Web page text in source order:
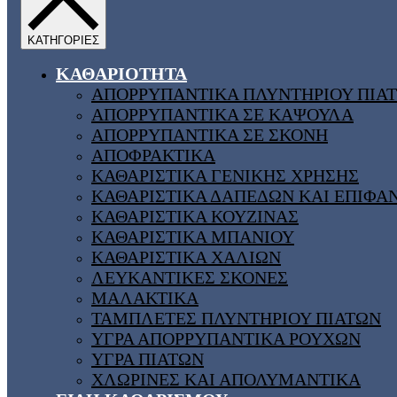
ΚΑΘΑΡΙΟΤΗΤΑ
ΑΠΟΡΡΥΠΑΝΤΙΚΑ ΠΛΥΝΤΗΡΙΟΥ
ΑΠΟΡΡΥΠΑΝΤΙΚΑ ΣΕ ΚΑΨΟΥΛΑ
ΑΠΟΡΡΥΠΑΝΤΙΚΑ ΣΕ ΣΚΟΝΗ
ΑΠΟΦΡΑΚΤΙΚΑ
ΚΑΘΑΡΙΣΤΙΚΑ ΓΕΝΙΚΗΣ ΧΡΗΣΗΣ
ΚΑΘΑΡΙΣΤΙΚΑ ΔΑΠΕΔΩΝ ΚΑΙ
ΚΑΘΑΡΙΣΤΙΚΑ ΚΟΥΖΙΝΑΣ
ΚΑΘΑΡΙΣΤΙΚΑ ΜΠΑΝΙΟΥ
ΚΑΘΑΡΙΣΤΙΚΑ ΧΑΛΙΩΝ
ΛΕΥΚΑΝΤΙΚΕΣ ΣΚΟΝΕΣ
ΜΑΛΑΚΤΙΚΑ
ΤΑΜΠΛΕΤΕΣ ΠΛΥΝΤΗΡΙΟΥ ΠΙΑΤΩΝ
ΥΓΡΑ ΑΠΟΡΡΥΠΑΝΤΙΚΑ ΡΟΥΧΩΝ
ΥΓΡΑ ΠΙΑΤΩΝ
ΧΛΩΡΙΝΕΣ ΚΑΙ ΑΠΟΛΥΜΑΝΤΙΚΑ